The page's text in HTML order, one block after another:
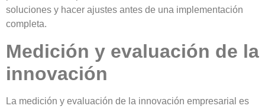
soluciones y hacer ajustes antes de una implementación
completa.
Medición y evaluación de la
innovación
La medición y evaluación de la innovación empresarial es